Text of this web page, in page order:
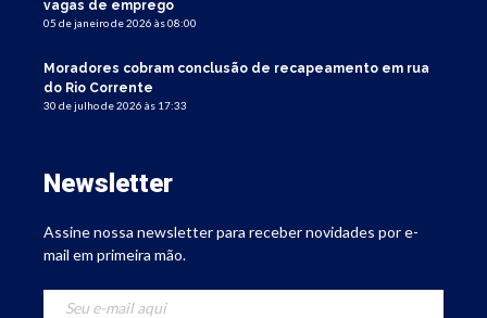
vagas de emprego
05 de janeiro de 2026 às 08:00
Moradores cobram conclusão de recapeamento em rua
do Rio Corrente
30 de julho de 2026 às 17:33
Newsletter
Assine nossa newsletter para receber novidades por e-
mail em primeira mão.